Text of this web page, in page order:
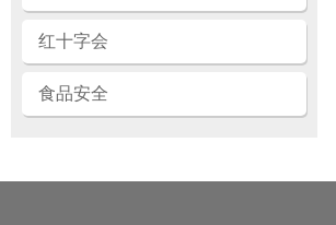
红十字会
食品安全